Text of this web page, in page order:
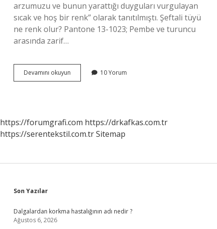
arzumuzu ve bunun yarattığı duyguları vurgulayan
sıcak ve hoş bir renk” olarak tanıtılmıştı. Şeftali tüyü
ne renk olur? Pantone 13-1023; Pembe ve turuncu
arasında zarif…
Devamını okuyun
Rengi
10 Yorum
https://forumgrafi.com https://drkafkas.com.tr
https://serentekstil.com.trSitemap
Sidebar
Son Yazılar
Dalgalardan korkma hastalığının adı nedir ?
Ağustos 6, 2026